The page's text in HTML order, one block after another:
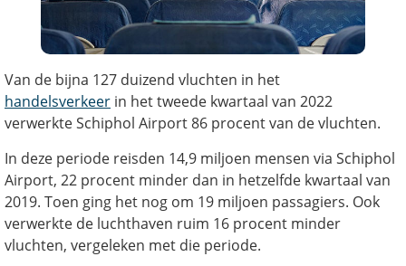
Van de bijna 127 duizend vluchten in het
handelsverkeer in het tweede kwartaal van 2022
verwerkte Schiphol Airport 86 procent van de vluchten.
In deze periode reisden 14,9 miljoen mensen via Schiphol
Airport, 22 procent minder dan in hetzelfde kwartaal van
2019. Toen ging het nog om 19 miljoen passagiers. Ook
verwerkte de luchthaven ruim 16 procent minder
vluchten, vergeleken met die periode.